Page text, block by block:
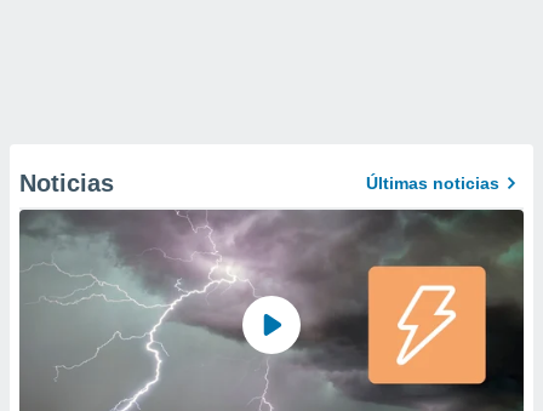
Noticias Últimas noticias